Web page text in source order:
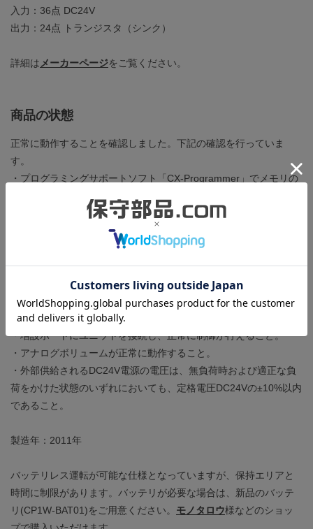
入力：36点 DC24V
出力：24点 トランジスタ（シンク）
詳細はメーカーページをご覧ください。
商品の状態
正常に動作することを確認しました。下記の確認を行っていま
す。
・プログラミングサポートソフト「CX-Programmer」でメモリの
・オプションボードのRS-232Cポート、およびペリフェラルUSB
ポートとも通信ができること。
・全ての入力端子に信号を入力し、それぞれの信号をCPUが正常
に認識すること。
・全ての出力端子に負荷(リレー)を接続し、それぞれの出力回路が
正常に動作すること。
・全てのLEDが正常に点灯すること。
・増設ポートにユニットを接続し、正常に制御が行えること。
・アナログボリュームが正常に動作すること。
・外部供給されるDC24V電源の電圧は、無負荷時および適正な負
荷をかけた状態のいずれにおいても、定格電圧DC24Vの±10%以内
であること。
製造年：2011年
バッテリレス運転が可能な仕様となっていますが、保持エリアと
時間に制限があります。バッテリが必要な場合は、新品のバッテ
リ(CP1W-BAT01)をご用意ください。 モノタロウ様などのショッ